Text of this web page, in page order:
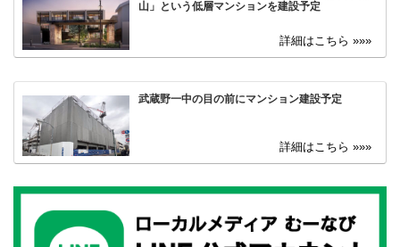
山」という低層マンションを建設予定
武蔵野一中の目の前にマンション建設予定